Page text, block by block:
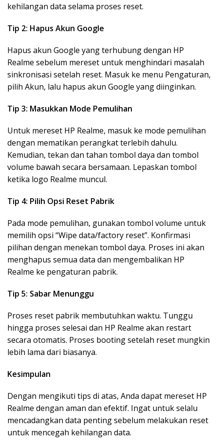
kehilangan data selama proses reset.
Tip 2: Hapus Akun Google
Hapus akun Google yang terhubung dengan HP
Realme sebelum mereset untuk menghindari masalah
sinkronisasi setelah reset. Masuk ke menu Pengaturan,
pilih Akun, lalu hapus akun Google yang diinginkan.
Tip 3: Masukkan Mode Pemulihan
Untuk mereset HP Realme, masuk ke mode pemulihan
dengan mematikan perangkat terlebih dahulu.
Kemudian, tekan dan tahan tombol daya dan tombol
volume bawah secara bersamaan. Lepaskan tombol
ketika logo Realme muncul.
Tip 4: Pilih Opsi Reset Pabrik
Pada mode pemulihan, gunakan tombol volume untuk
memilih opsi “Wipe data/factory reset”. Konfirmasi
pilihan dengan menekan tombol daya. Proses ini akan
menghapus semua data dan mengembalikan HP
Realme ke pengaturan pabrik.
Tip 5: Sabar Menunggu
Proses reset pabrik membutuhkan waktu. Tunggu
hingga proses selesai dan HP Realme akan restart
secara otomatis. Proses booting setelah reset mungkin
lebih lama dari biasanya.
Kesimpulan
Dengan mengikuti tips di atas, Anda dapat mereset HP
Realme dengan aman dan efektif. Ingat untuk selalu
mencadangkan data penting sebelum melakukan reset
untuk mencegah kehilangan data.